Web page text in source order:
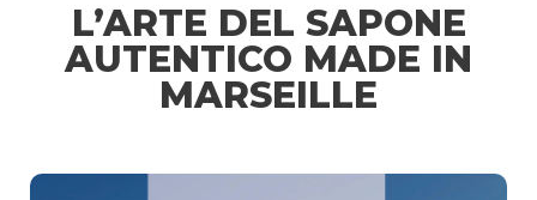
L’ARTE DEL SAPONE
AUTENTICO MADE IN
MARSEILLE